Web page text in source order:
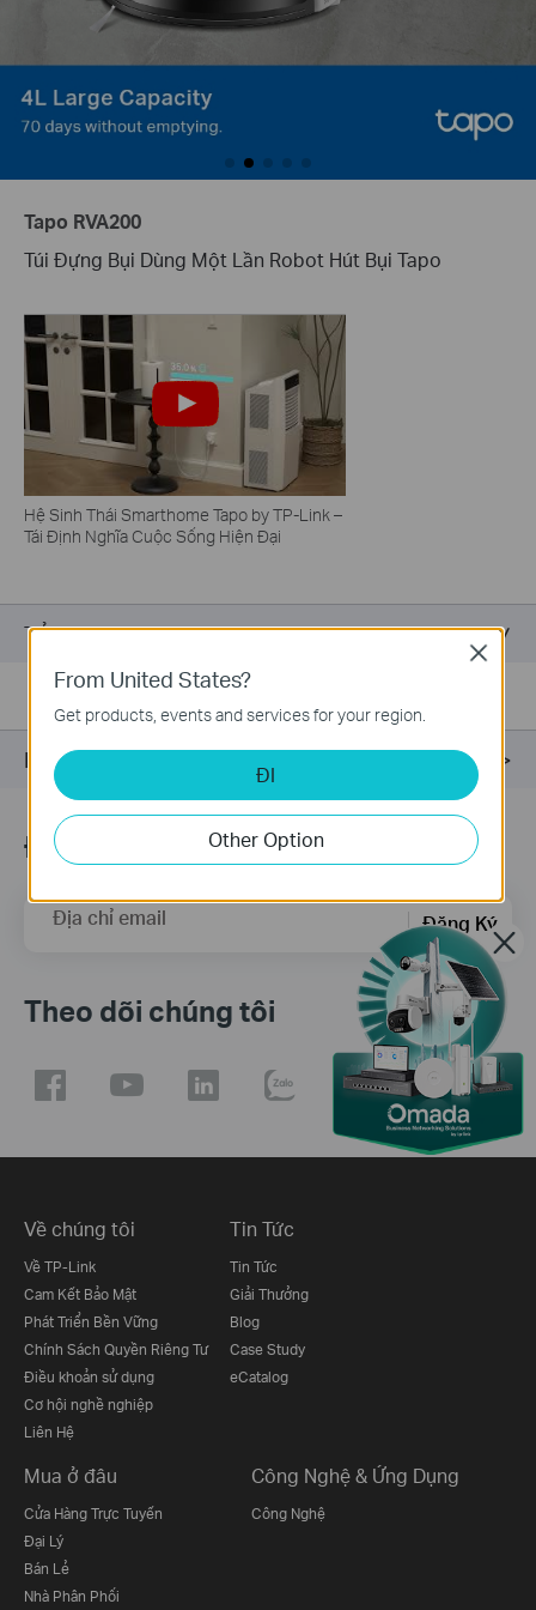
Tapo RVA200
Túi Đựng Bụi Dùng Một Lần Robot Hút Bụi Tapo
Hệ Sinh Thái Smarthome Tapo by TP-Link –
Tái Định Nghĩa Cuộc Sống Hiện Đại
Tổng Quan
Hỗ trợ
Đăng ký
Địa chỉ email Đăng Ký
Theo dõi chúng tôi
Về chúng tôi
Về TP-Link
Cam Kết Bảo Mật
Phát Triển Bền Vững
Chính Sách Quyền Riêng Tư
Điều khoản sử dụng
Cơ hội nghề nghiệp
Liên Hệ
Tin Tức
Tin Tức
Giải Thưởng
Blog
Case Study
eCatalog
Mua ở đâu
Cửa Hàng Trực Tuyến
Đại Lý
Bán Lẻ
Nhà Phân Phối
Công Nghệ & Ứng Dụng
Công Nghệ
From United States?
Get products, events and services for your region.
ĐI
Other Option
Close